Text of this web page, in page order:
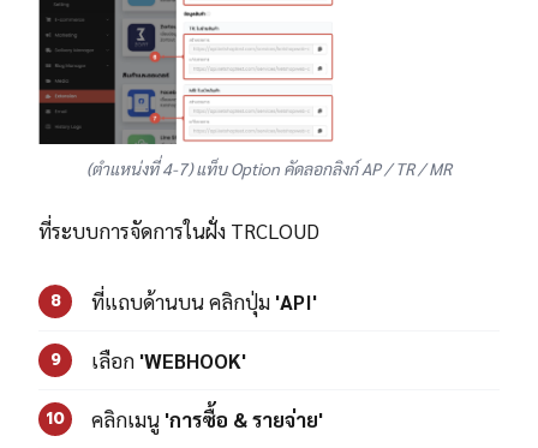
(ตำแหน่งที่ 4-7) แท็บ Option คัดลอกลิงก์ AP / TR / MR
ที่ระบบการจัดการในฝั่ง TRCLOUD
8 ที่แถบด้านบน คลิกปุ่ม 'API'
9 เลือก 'WEBHOOK'
10 คลิกเมนู 'การซื้อ & รายจ่าย'